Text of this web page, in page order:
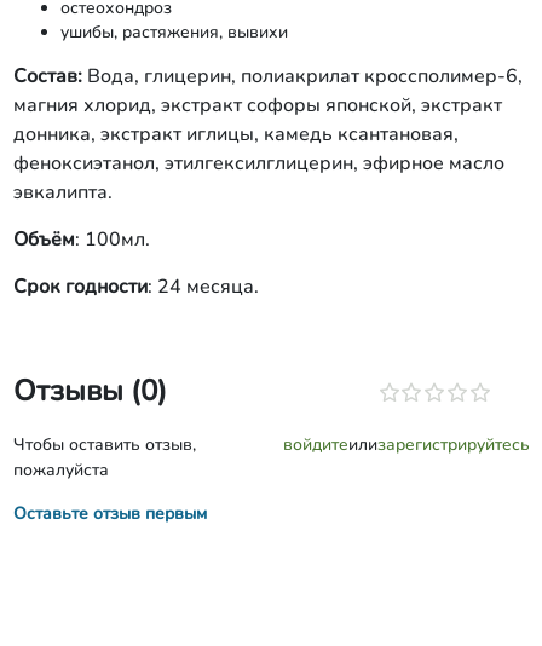
остеохондроз
ушибы, растяжения, вывихи
Состав: Вода, глицерин, полиакрилат кроссполимер-6,
магния хлорид, экстракт софоры японской, экстракт
донника, экстракт иглицы, камедь ксантановая,
феноксиэтанол, этилгексилглицерин, эфирное масло
эвкалипта.
Объём: 100мл.
Срок годности: 24 месяца.
Отзывы (0)
Чтобы оставить отзыв,
пожалуйста
войдитеилизарегистрируйтесь
Оставьте отзыв первым